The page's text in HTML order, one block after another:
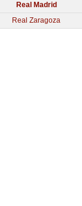
Real Madrid
Real Zaragoza